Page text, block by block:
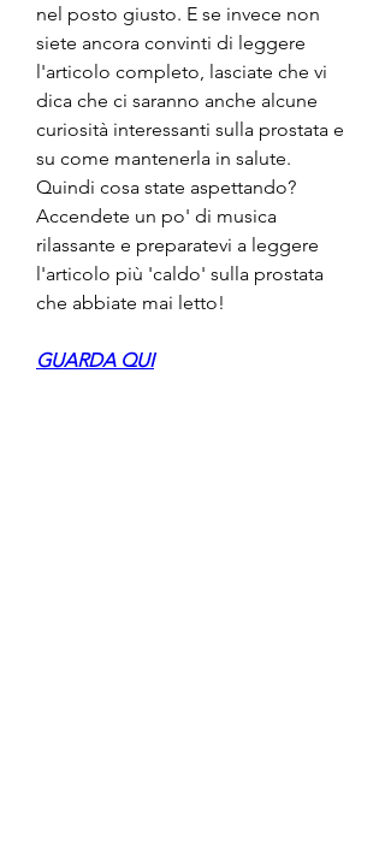
nel posto giusto. E se invece non
siete ancora convinti di leggere
l'articolo completo, lasciate che vi
dica che ci saranno anche alcune
curiosità interessanti sulla prostata e
su come mantenerla in salute.
Quindi cosa state aspettando?
Accendete un po' di musica
rilassante e preparatevi a leggere
l'articolo più 'caldo' sulla prostata
che abbiate mai letto!
GUARDA QUI